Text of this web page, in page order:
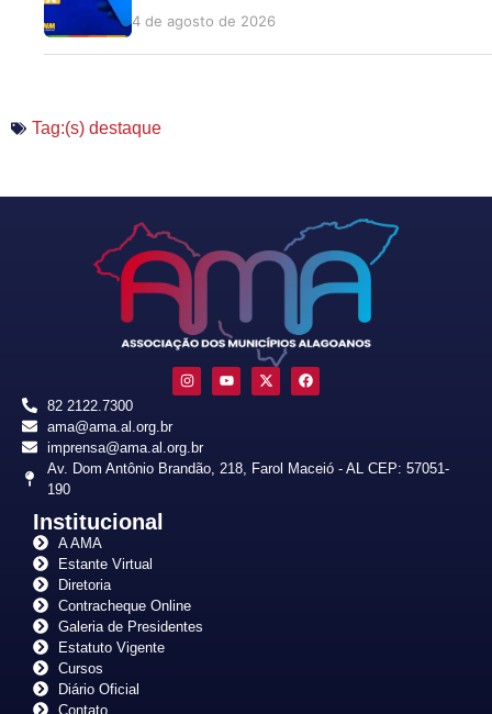
4 de agosto de 2026
Tag:(s) destaque
82 2122.7300
ama@ama.al.org.br
imprensa@ama.al.org.br
Av. Dom Antônio Brandão, 218, Farol Maceió - AL CEP: 57051-
190
Institucional
A AMA
Estante Virtual
Diretoria
Contracheque Online
Galeria de Presidentes
Estatuto Vigente
Cursos
Diário Oficial
Contato